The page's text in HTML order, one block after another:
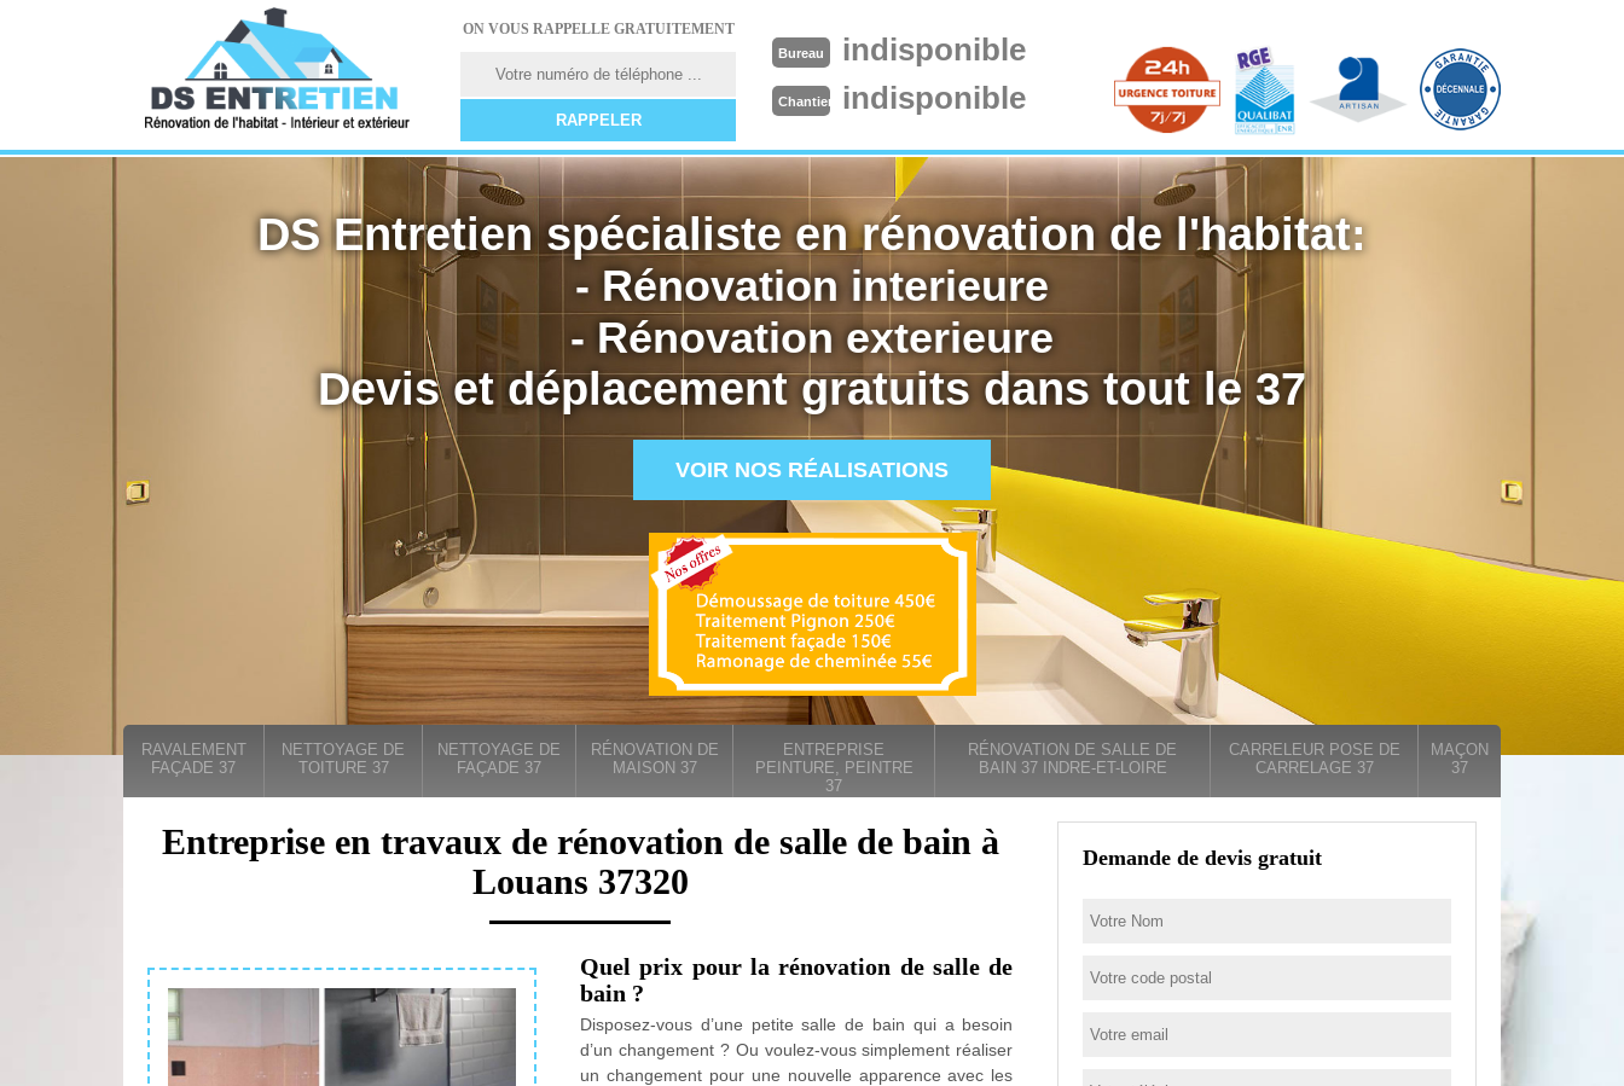
ON VOUS RAPPELLE GRATUITEMENT
Bureau indisponible
Chantier indisponible
DS Entretien spécialiste en rénovation de l'habitat:
- Rénovation interieure
- Rénovation exterieure
Devis et déplacement gratuits dans tout le 37
VOIR NOS RÉALISATIONS
RAVALEMENT
FAÇADE 37
NETTOYAGE DE
TOITURE 37
NETTOYAGE DE
FAÇADE 37
RÉNOVATION DE
MAISON 37
ENTREPRISE
PEINTURE, PEINTRE
37
RÉNOVATION DE SALLE DE
BAIN 37 INDRE-ET-LOIRE
CARRELEUR POSE DE
CARRELAGE 37
MAÇON
37
Entreprise en travaux de rénovation de salle de bain à
Louans 37320
Quel prix pour la rénovation de salle de
bain ?
Disposez-vous d’une petite salle de bain qui a besoin
d’un changement ? Ou voulez-vous simplement réaliser
un changement pour une nouvelle apparence avec les
Demande de devis gratuit